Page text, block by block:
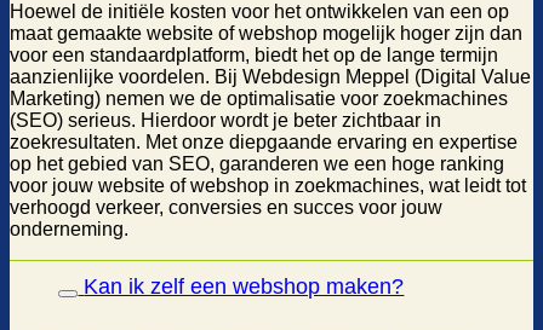
Hoewel de initiële kosten voor het ontwikkelen van een op
maat gemaakte website of webshop mogelijk hoger zijn dan
voor een standaardplatform, biedt het op de lange termijn
aanzienlijke voordelen. Bij Webdesign Meppel (Digital Value
Marketing) nemen we de optimalisatie voor zoekmachines
(SEO) serieus. Hierdoor wordt je beter zichtbaar in
zoekresultaten. Met onze diepgaande ervaring en expertise
op het gebied van SEO, garanderen we een hoge ranking
voor jouw website of webshop in zoekmachines, wat leidt tot
verhoogd verkeer, conversies en succes voor jouw
onderneming.
Kan ik zelf een webshop maken?